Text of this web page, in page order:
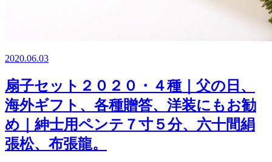
2020.06.03
扇子セット２０２０・４種｜父の日、
海外ギフト、各種贈答、洋装にもお勧
め｜紳士用ペンテ７寸５分、六十間絹
張松、布張龍。